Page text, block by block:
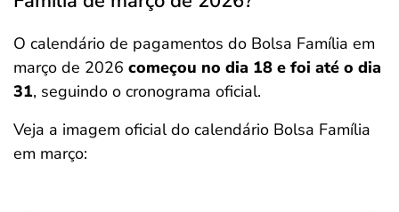
O calendário de pagamentos do Bolsa Família em
março de 2026 começou no dia 18 e foi até o dia
31, seguindo o cronograma oficial.
Veja a imagem oficial do calendário Bolsa Família
em março: